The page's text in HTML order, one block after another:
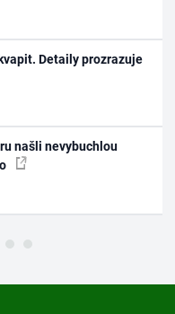
Detaily prozrazuje
našli nevybuchlou